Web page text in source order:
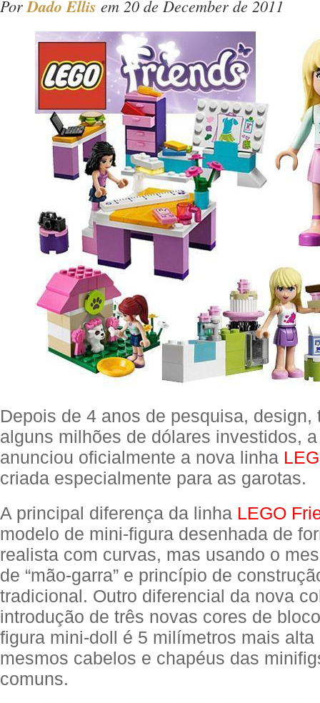
PorDado Ellis em 20 de December de 2011
Depois de 4 anos de pesquisa, design,
alguns milhões de dólares investidos,
anunciou oficialmente a nova linha
criada especialmente para as garotas.
A principal diferença da linha LEGO
modelo de mini-figura desenhada de
realista com curvas, mas usando o
de “mão-garra” e princípio de
tradicional. Outro diferencial da nova
introdução de três novas cores de
figura mini-doll é 5 milímetros mais alta
mesmos cabelos e chapéus das
comuns.